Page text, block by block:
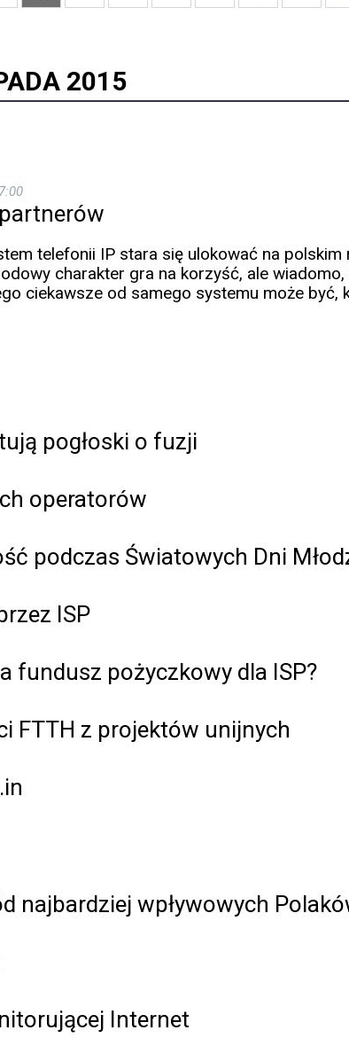
2015
telefonii IP stara się ulokować na
charakter gra na korzyść, ale
ciekawsze od samego systemu może
pogłoski o fuzji
operatorów
podczas Światowych Dni
ISP
fundusz pożyczkowy dla ISP?
FTTH z projektów unijnych
najbardziej wpływowych
Internet